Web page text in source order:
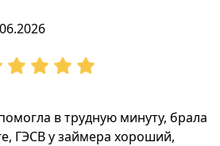
в трудную минуту, брала
ГЭСВ у займера хороший,